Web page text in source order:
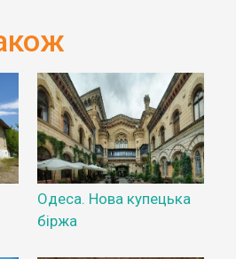
Одеса. Нова купецька
біржа